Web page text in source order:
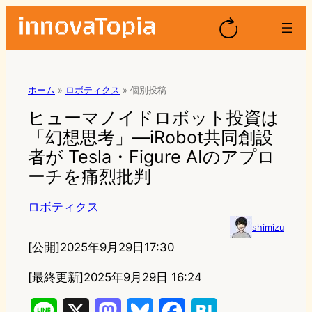
ホーム » ロボティクス » 個別投稿
ヒューマノイドロボット投資は
「幻想思考」—iRobot共同創設
者が Tesla・Figure AIのアプロ
ーチを痛烈批判
ロボティクス
shimizu
[公開]2025年9月29日17:30
[最終更新]2025年9月29日 16:24